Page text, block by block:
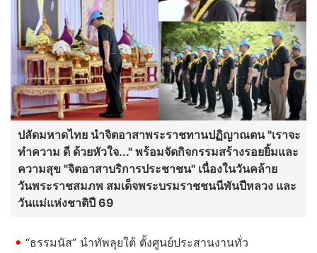
ปลัดมหาดไทย นำจิตอาสาพระราชทานปฏิญาณตน "เราจะ
ทำความ ดี ด้วยหัวใจ..." พร้อมจัดกิจกรรมสร้างรอยยิ้มและ
ความสุข "จิตอาสาบริการประชาชน" เนื่องในวันคล้าย
วันพระราชสมภพ สมเด็จพระบรมราชชนนีพันปีหลวง และ
วันแม่แห่งชาติปี 69
“ธรรมนัส” นำทัพลุยใต้ ตั้งศูนย์ประสานงานทั่ว